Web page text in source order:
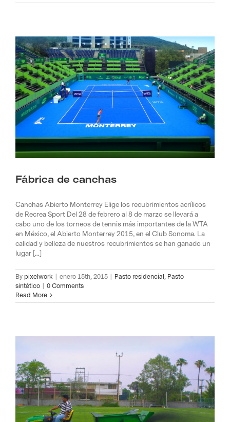
Fábrica de canchas
Canchas Abierto Monterrey Elige los recubrimientos acrílicos
de Recrea Sport Del 28 de febrero al 8 de marzo se llevará a
cabo uno de los torneos de tennis más importantes de la WTA
en México, el Abierto Monterrey 2015, en el Club Sonoma. La
calidad y belleza de nuestros recubrimientos se han ganado un
lugar [...]
By pixelwork enero 15th, 2015 Pasto residencial, Pasto
sintético
0 Comments
Read More